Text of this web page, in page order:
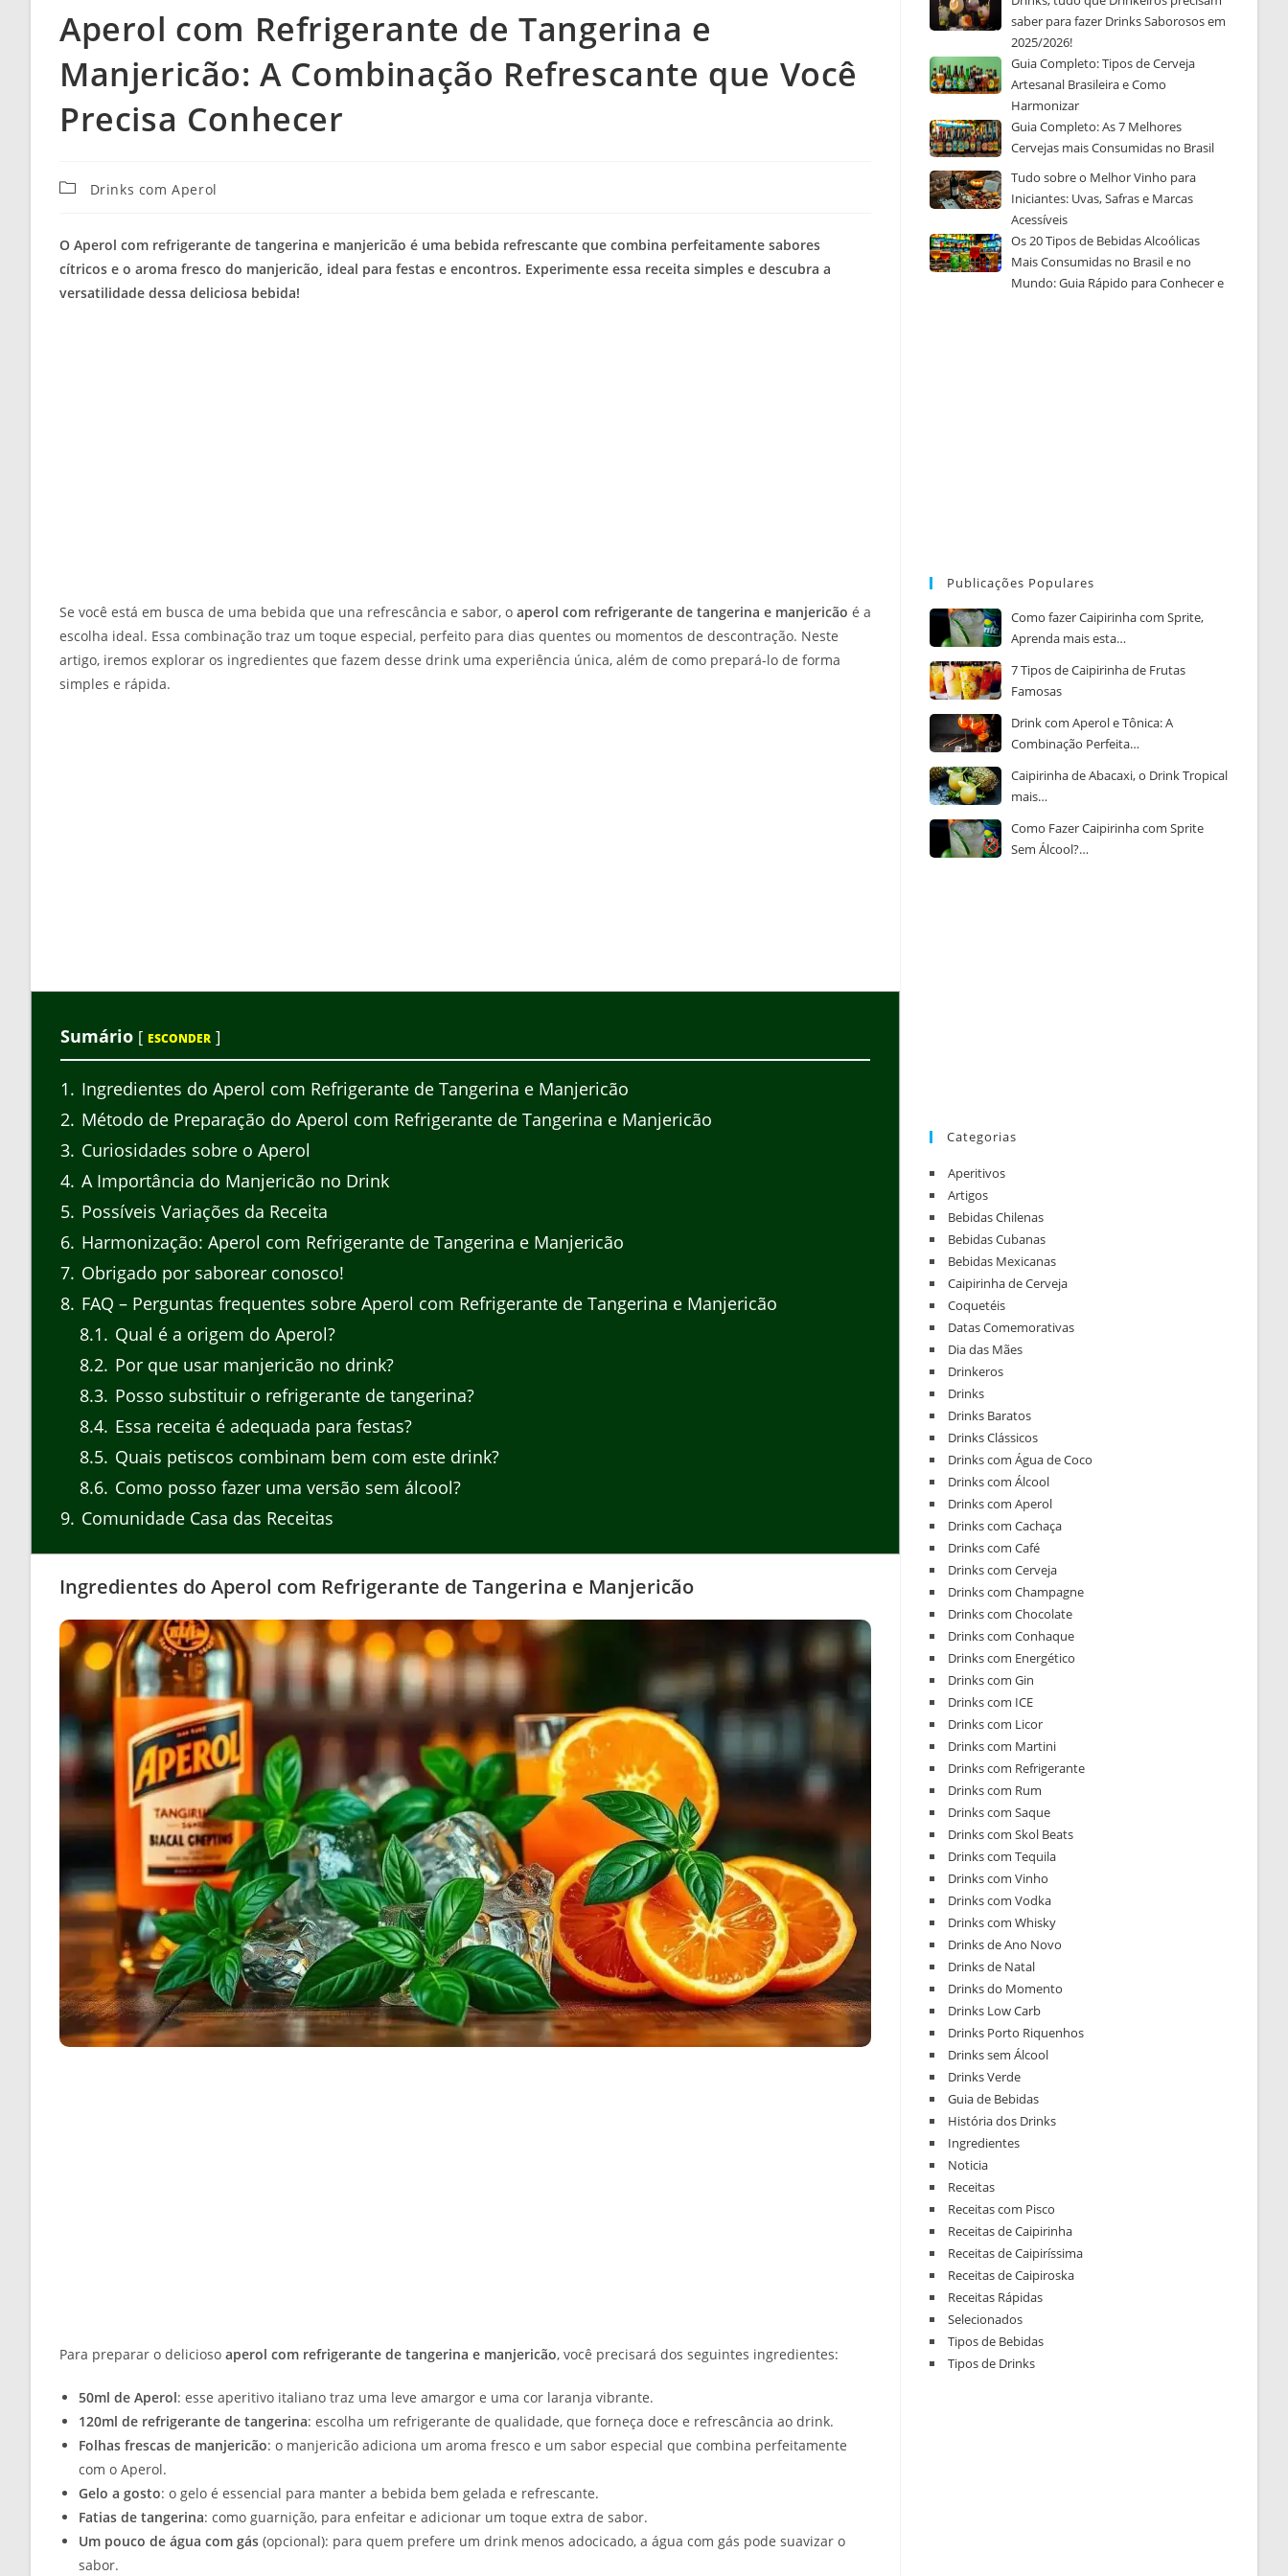
Aperol com Refrigerante de Tangerina e
Manjericão: A Combinação Refrescante que Você
Precisa Conhecer
CategoriaDrinks com Aperol
O Aperol com refrigerante de tangerina e manjericão é uma bebida refrescante que combina perfeitamente sabores
cítricos e o aroma fresco do manjericão, ideal para festas e encontros. Experimente essa receita simples e descubra a
versatilidade dessa deliciosa bebida!
Se você está em busca de uma bebida que una refrescância e sabor, o aperol com refrigerante de tangerina e manjericão é a
escolha ideal. Essa combinação traz um toque especial, perfeito para dias quentes ou momentos de descontração. Neste
artigo, iremos explorar os ingredientes que fazem desse drink uma experiência única, além de como prepará-lo de forma
simples e rápida.
Sumário [ ESCONDER ]
1
Ingredientes do Aperol com Refrigerante de Tangerina e Manjericão
2 Método de Preparação do Aperol com Refrigerante de Tangerina e Manjericão
3 Curiosidades sobre o Aperol
4 A Importância do Manjericão no Drink
5 Possíveis Variações da Receita
6 Harmonização: Aperol com Refrigerante de Tangerina e Manjericão
7 Obrigado por saborear conosco!
8 FAQ – Perguntas frequentes sobre Aperol com Refrigerante de Tangerina e Manjericão
8.1
Qual é a origem do Aperol?
8.2 Por que usar manjericão no drink?
8.3 Posso substituir o refrigerante de tangerina?
8.4 Essa receita é adequada para festas?
8.5 Quais petiscos combinam bem com este drink?
8.6 Como posso fazer uma versão sem álcool?
9 Comunidade Casa das Receitas
Ingredientes do Aperol com Refrigerante de Tangerina e Manjericão
Para preparar o delicioso aperol com refrigerante de tangerina e manjericão, você precisará dos seguintes ingredientes:
50ml de Aperol: esse aperitivo italiano traz uma leve amargor e uma cor laranja vibrante.
120ml de refrigerante de tangerina: escolha um refrigerante de qualidade, que forneça doce e refrescância ao drink.
Folhas frescas de manjericão: o manjericão adiciona um aroma fresco e um sabor especial que combina perfeitamente
com o Aperol.
Gelo a gosto: o gelo é essencial para manter a bebida bem gelada e refrescante.
Fatias de tangerina: como guarnição, para enfeitar e adicionar um toque extra de sabor.
Um pouco de água com gás (opcional): para quem prefere um drink menos adocicado, a água com gás pode suavizar o
sabor.
saber para fazer Drinks Saborosos em
2025/2026!
Guia Completo: Tipos de Cerveja
Artesanal Brasileira e Como
Harmonizar
Guia Completo: As 7 Melhores
Cervejas mais Consumidas no Brasil
Tudo sobre o Melhor Vinho para
Iniciantes: Uvas, Safras e Marcas
Acessíveis
Os 20 Tipos de Bebidas Alcoólicas
Mais Consumidas no Brasil e no
Mundo: Guia Rápido para Conhecer e
Publicações Populares
Como fazer Caipirinha com Sprite,
Aprenda mais esta…
7 Tipos de Caipirinha de Frutas
Famosas
Drink com Aperol e Tônica: A
Combinação Perfeita…
Caipirinha de Abacaxi, o Drink Tropical
mais…
Como Fazer Caipirinha com Sprite
Sem Álcool?…
Categorias
Aperitivos
Artigos
Bebidas Chilenas
Bebidas Cubanas
Bebidas Mexicanas
Caipirinha de Cerveja
Coquetéis
Datas Comemorativas
Dia das Mães
Drinkeros
Drinks
Drinks Baratos
Drinks Clássicos
Drinks com Água de Coco
Drinks com Álcool
Drinks com Aperol
Drinks com Cachaça
Drinks com Café
Drinks com Cerveja
Drinks com Champagne
Drinks com Chocolate
Drinks com Conhaque
Drinks com Energético
Drinks com Gin
Drinks com ICE
Drinks com Licor
Drinks com Martini
Drinks com Refrigerante
Drinks com Rum
Drinks com Saque
Drinks com Skol Beats
Drinks com Tequila
Drinks com Vinho
Drinks com Vodka
Drinks com Whisky
Drinks de Ano Novo
Drinks de Natal
Drinks do Momento
Drinks Low Carb
Drinks Porto Riquenhos
Drinks sem Álcool
Drinks Verde
Guia de Bebidas
História dos Drinks
Ingredientes
Noticia
Receitas
Receitas com Pisco
Receitas de Caipirinha
Receitas de Caipiríssima
Receitas de Caipiroska
Receitas Rápidas
Selecionados
Tipos de Bebidas
Tipos de Drinks